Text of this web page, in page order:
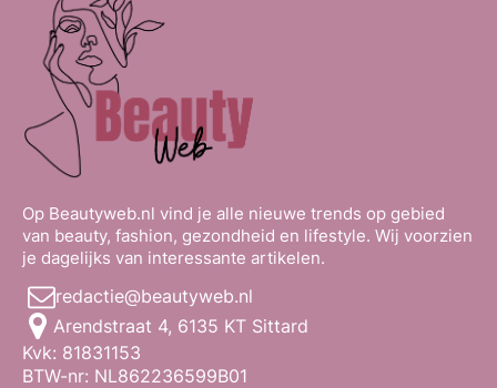
Op Beautyweb.nl vind je alle nieuwe trends op gebied
van beauty, fashion, gezondheid en lifestyle. Wij voorzien
je dagelijks van interessante artikelen.
redactie@beautyweb.nl
Arendstraat 4, 6135 KT Sittard
Kvk: 81831153
BTW-nr: NL862236599B01